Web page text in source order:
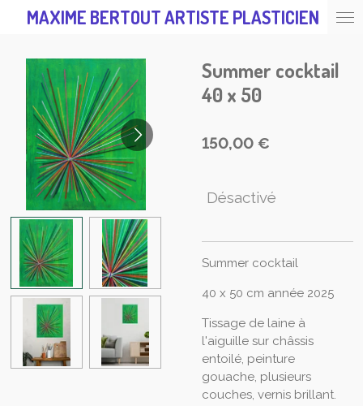
Passer
principal
MAXIME BERTOUT ARTISTE PLASTICIEN
Summer cocktail
40 x 50
150,00 €
Désactivé
Summer cocktail
40 x 50 cm année 2025
Tissage de laine à
l'aiguille sur châssis
entoilé, peinture
gouache, plusieurs
couches, vernis brillant.